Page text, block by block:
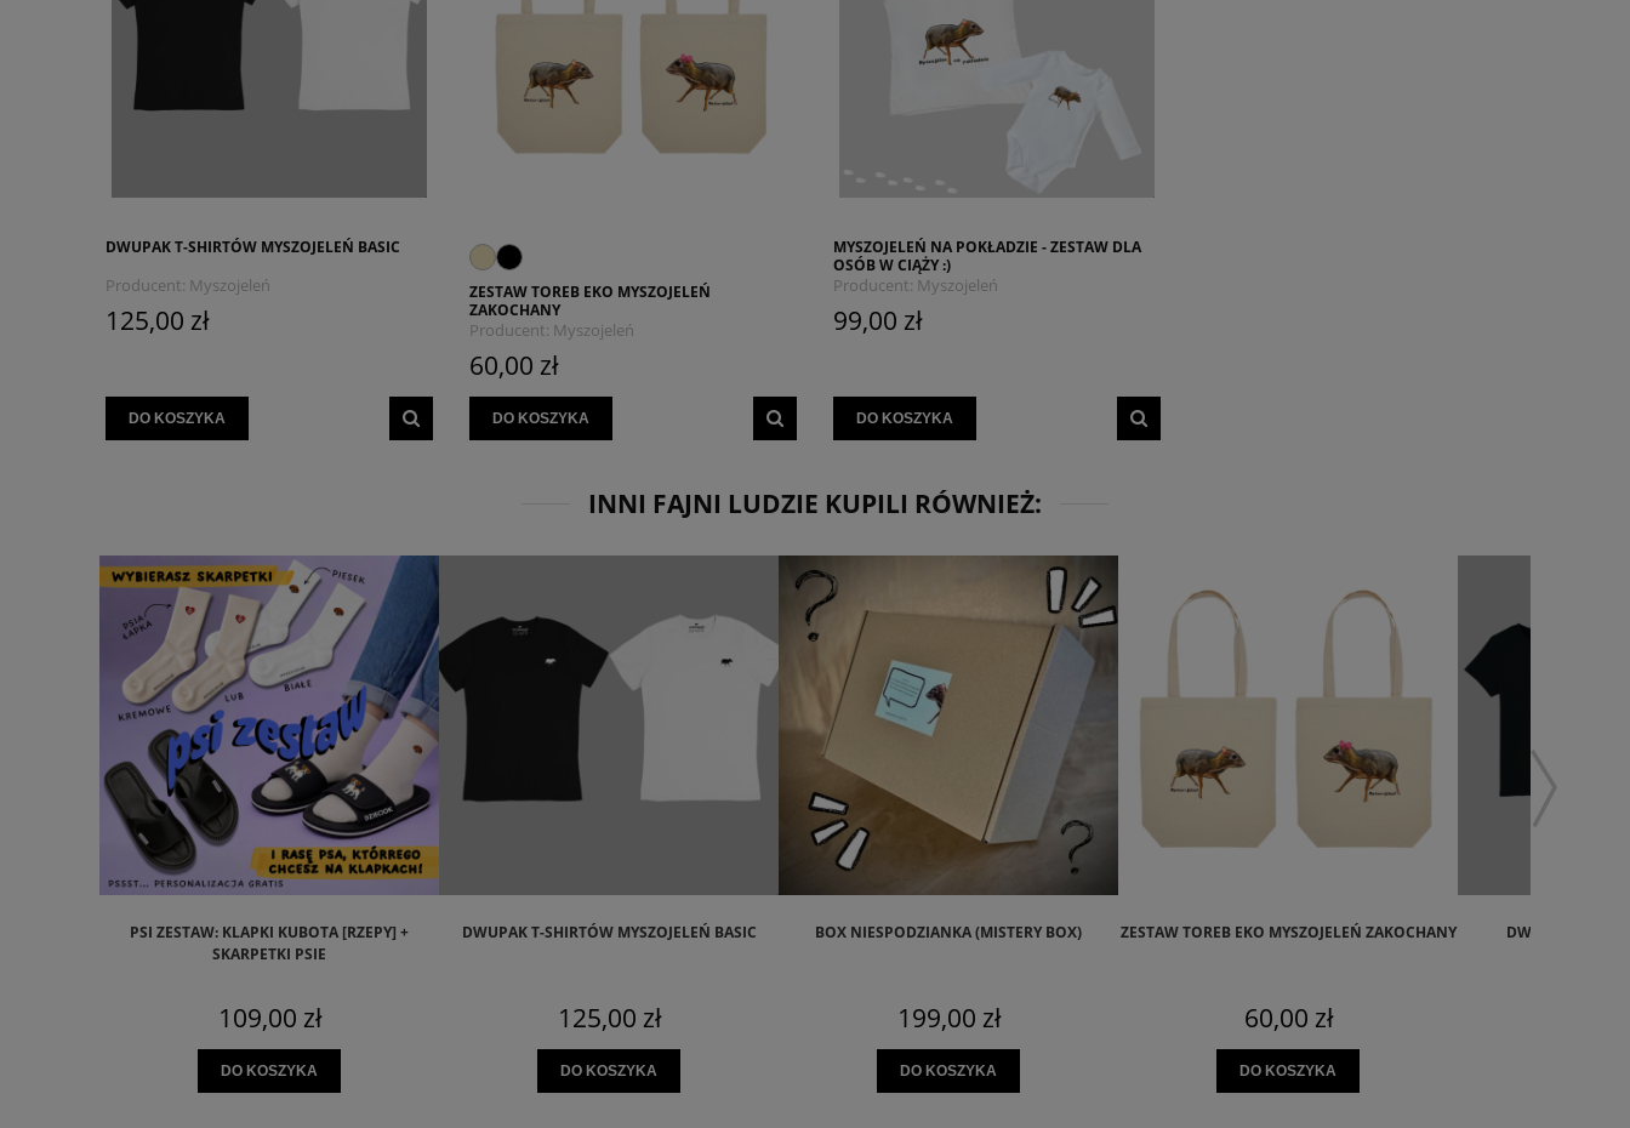
DWUPAK T-SHIRTÓW MYSZOJELEŃ BASIC
Producent: Myszojeleń
125,00 zł
DO KOSZYKA
ZESTAW TOREB EKO MYSZOJELEŃ
ZAKOCHANY
Producent: Myszojeleń
60,00 zł
DO KOSZYKA
MYSZOJELEŃ NA POKŁADZIE - ZESTAW DLA
OSÓB W CIĄŻY :)
Producent: Myszojeleń
99,00 zł
DO KOSZYKA
INNI FAJNI LUDZIE KUPILI RÓWNIEŻ:
PSI ZESTAW: KLAPKI KUBOTA [RZEPY] +
SKARPETKI PSIE
109,00 zł
DO KOSZYKA
DWUPAK T-SHIRTÓW MYSZOJELEŃ BASIC
125,00 zł
DO KOSZYKA
BOX NIESPODZIANKA (MISTERY BOX)
199,00 zł
DO KOSZYKA
ZESTAW TOREB EKO MYSZOJELEŃ ZAKOCHANY
60,00 zł
DO KOSZYKA
DWUPAK